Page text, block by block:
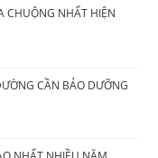
CHUỘNG NHẤT HIỆN
CẦN BẢO DƯỠNG